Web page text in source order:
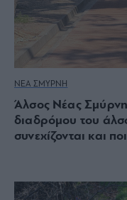
ΝΕΑ ΣΜΥΡΝΗ
Άλσος Νέας
διαδρόμου του
συνεχίζονται και